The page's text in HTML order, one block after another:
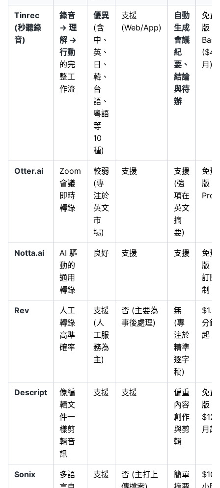
Tinrec
(秒聽錄
音)
錄音
→ 理
解 →
行動
的完
整工
作流
優異
(含
中、
英、
日、
韓、
台
語、
粵語
等
10
種)
支援
(Web/App)
自動
生成
會議
紀
要、
結論
與待
辦
免費
版 /
月)
Otter.ai
Zoom
會議
即時
轉錄
較弱
(專
注於
英文
市
場)
支援
支援
(強
項在
英文
摘
要)
免費
版 /
Pro
Notta.ai
AI 驅
動的
通用
轉錄
良好 支援 支援
免費
版 /
訂閱
制
Rev
人工
轉錄
高準
確率
支援
(人
工服
務為
主)
否 (主要為
事後處理)
無
(專
注於
精準
逐字
稿)
分鐘
起
Descript
像編
輯文
件一
樣剪
輯音
訊
支援 支援
偏重
內容
創作
與剪
輯
免費
版 /
$12/
月起
Sonix
多語
支援
否 (主打上
簡單
$10/